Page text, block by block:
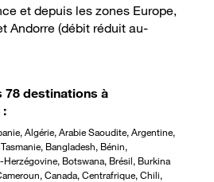
et depuis les zones Europe,
Andorre (débit réduit au-
78 destinations à
:
Algérie, Arabie Saoudite, Argentine,
Bangladesh, Bénin,
Botswana, Brésil, Burkina
Canada, Centrafrique, Chili,